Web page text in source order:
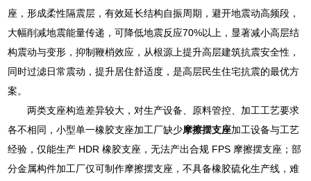
座，形成柔性隔震层，有效延长结构自振周期，避开地震动高频段，
大幅削减地震能量传递，可降低地震反应70%以上，显著减小高层结
构震动与变形，抑制鞭梢效应，从根源上提升高层建筑抗震安全性，
同时过滤日常震动，提升居住舒适度，是高层民生住宅抗震的最优方
案。
两类支座构造差异较大，对生产设备、原料管控、加工工艺要求
各不相同，小型单一橡胶支座加工厂缺少摩擦摆支座加工设备与工艺
经验，仅能生产 HDR 橡胶支座，无法产出合规 FPS 摩擦摆支座；部
分金属构件加工厂仅可制作摩擦摆支座，不具备橡胶硫化生产线，难